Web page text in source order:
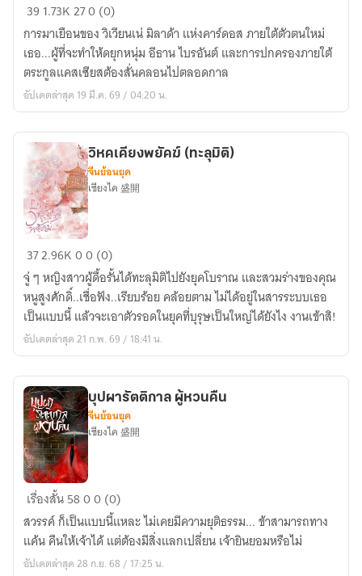
กลาย
เป็น
เด็ก
ใน
อุปถัมภ์
ขอ
งด
ยุ
ก
หนุ่ม
สุด
ปัง!
bacam
the
foster
of
great
young
duke's.
39 1.73K270 (0)
การมาเยือนของ วิเวียนเน่ มิลาด้า แห่งคาร์ดอส ภายใต้ตัวตนใหม่
เธอ...ผู้ที่จะทำให้ดยุกหนุ่ม อีธาน ไบรอันต์ และการปกครองภายใต้
ตระกูลแคสเซียสต้องสั่นคลอนไปตลอดกาล
อัปเดตล่าสุด 19 มี.ค. 69 / 04:20 น.
วิหค
เคียง
พยัคฆ์
(ทะลุ
มิติ)
วิหคเคียงพยัคฆ์ (ทะลุมิติ)
จีนย้อนยุค
เซียงไค 盛開
372.96K00 (0)
จู่ ๆ หญิงสาวผู้ดื้อรั้นได้ทะลุมิติไปยังยุคโบราณ และสวมร่างของคุณ
หนูสูงศักดิ์..เชื่อฟัง..เรียบร้อย คล้อยตาม ไม่ได้อยู่ในสารระบบเธอ
เป็นแบบนี้ แล้วจะเอาตัวรอดในยุคที่บุรุษเป็นใหญ่ได้ยังไง งานเข้าสิ!
อัปเดตล่าสุด 21 ก.พ. 69 / 18:41 น.
บุปผา
รัตติกาล
ผู้
หวน
คืน
บุปผารัตติกาล ผู้หวนคืน
จีนย้อนยุค
เซียงไค 盛開
เรื่องสั้น5800 (0)
สวรรค์ ก็เป็นแบบนี้แหละ ไม่เคยมีความยุติธรรม... ข้าสามารถทาง
แค้น คืนให้เจ้าได้ แต่ต้องมีสิ่งแลกเปลี่ยน เจ้ายินยอมหรือไม่
อัปเดตล่าสุด 28 ก.ย. 68 / 17:25 น.